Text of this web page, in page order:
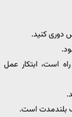
دوری کنید.
است، ابتکار عمل
بلندمدت است.